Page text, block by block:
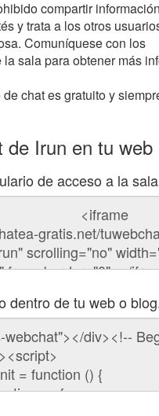
compartir
y trata a los otros
Comuníquese con los
sala para obtener más
chat es gratuito y
de Irun en tu web
de acceso a la
dentro de tu web o